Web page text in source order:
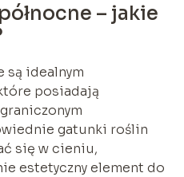
– jakie
są idealnym
posiadają
gatunki roślin
się w cieniu,
estetyczny element do